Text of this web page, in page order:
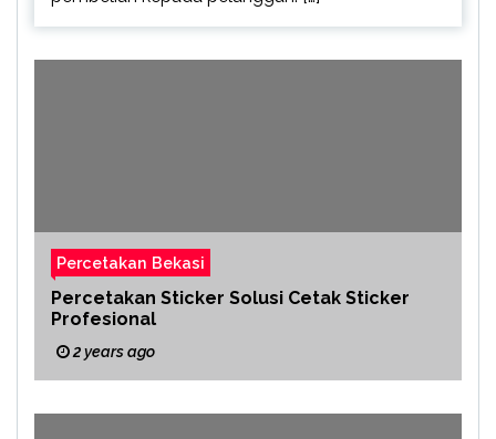
Percetakan Bekasi
Percetakan Sticker Solusi Cetak Sticker
Profesional
2 years ago